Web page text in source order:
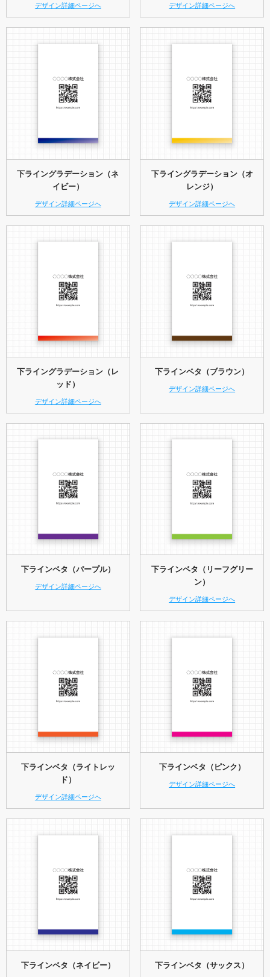
デザイン詳細ページへ デザイン詳細ページへ
下ライングラデーション（ネ
イビー）
デザイン詳細ページへ
下ライングラデーション（オ
レンジ）
デザイン詳細ページへ
下ライングラデーション（レ
ッド）
デザイン詳細ページへ
下ラインベタ（ブラウン）
デザイン詳細ページへ
下ラインベタ（パープル）
デザイン詳細ページへ
下ラインベタ（リーフグリー
ン）
デザイン詳細ページへ
下ラインベタ（ライトレッ
ド）
デザイン詳細ページへ
下ラインベタ（ピンク）
デザイン詳細ページへ
下ラインベタ（ネイビー） 下ラインベタ（サックス）